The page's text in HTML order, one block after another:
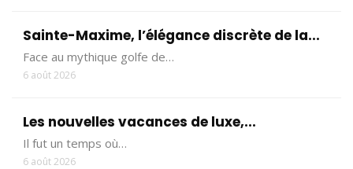
Sainte-Maxime, l’élégance discrète de la...
Face au mythique golfe de…
6 août 2026
Les nouvelles vacances de luxe,...
Il fut un temps où…
6 août 2026